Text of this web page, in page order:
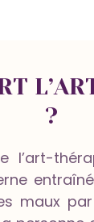
?
l’art-
maux